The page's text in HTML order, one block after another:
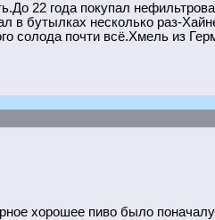
22 года покупал
в бутылках несколько раз-
солода почти всё.Хмель из
хорошее пиво было